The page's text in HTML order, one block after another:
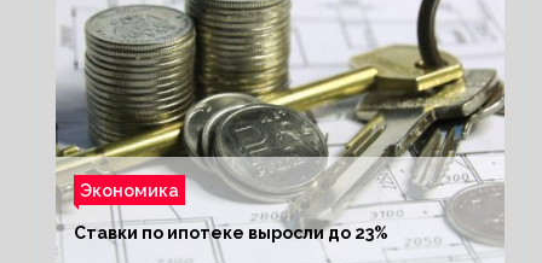
Экономика
Ставки по ипотеке выросли до 23%